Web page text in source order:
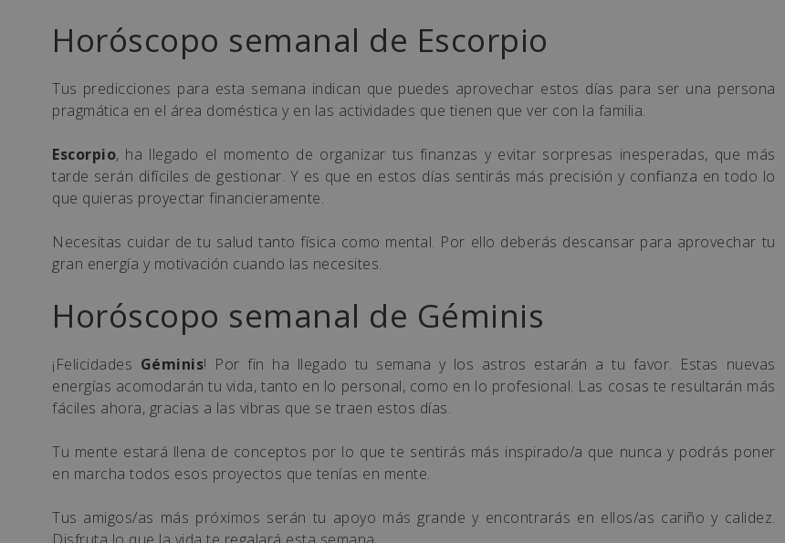
Horóscopo semanal de Escorpio
Tus predicciones para esta semana indican que puedes aprovechar estos días para ser una persona
pragmática en el área doméstica y en las actividades que tienen que ver con la familia.
Escorpio, ha llegado el momento de organizar tus finanzas y evitar sorpresas inesperadas, que más
tarde serán difíciles de gestionar. Y es que en estos días sentirás más precisión y confianza en todo lo
que quieras proyectar financieramente.
Necesitas cuidar de tu salud tanto física como mental. Por ello deberás descansar para aprovechar tu
gran energía y motivación cuando las necesites.
Horóscopo semanal de Géminis
¡Felicidades Géminis! Por fin ha llegado tu semana y los astros estarán a tu favor. Estas nuevas
energías acomodarán tu vida, tanto en lo personal, como en lo profesional. Las cosas te resultarán más
fáciles ahora, gracias a las vibras que se traen estos días.
Tu mente estará llena de conceptos por lo que te sentirás más inspirado/a que nunca y podrás poner
en marcha todos esos proyectos que tenías en mente.
Tus amigos/as más próximos serán tu apoyo más grande y encontrarás en ellos/as cariño y calidez.